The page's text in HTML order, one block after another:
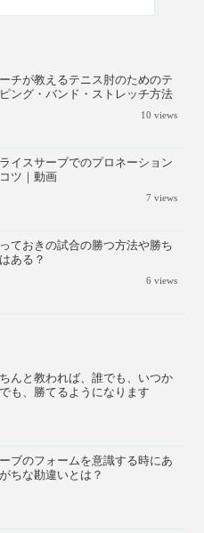
チが教えるテニス肘のためのテ
ング・バンド・ストレッチ方法
10 views
イスサーブでのプロネーション
ツ｜動画
7 views
ておきの試合の勝つ方法や勝ち
ある？
6 views
んと教われば、誰でも、いつか
も、勝てるようになります
ブのフォームを意識する時にあ
ちな勘違いとは？